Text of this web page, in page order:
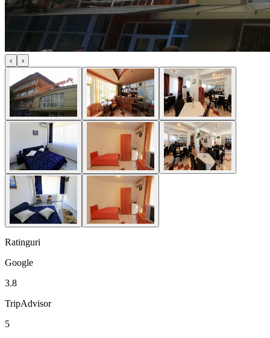
‹ ›
Ratinguri
Google
3.8
TripAdvisor
5